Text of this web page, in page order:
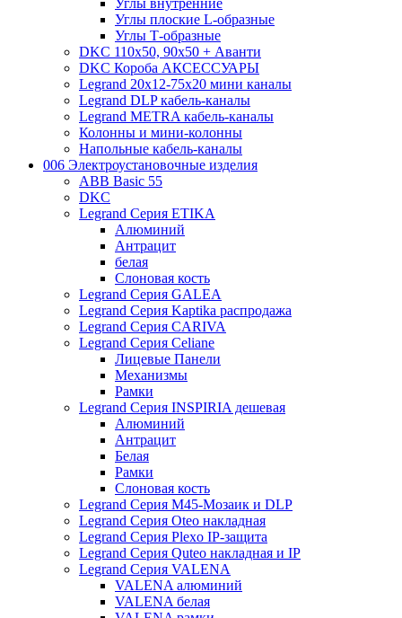
Углы внутренние
Углы плоские L-образные
Углы Т-образные
DKC 110х50, 90х50 + Аванти
DKC Короба АКСЕССУАРЫ
Legrand 20х12-75х20 мини каналы
Legrand DLP кабель-каналы
Legrand METRA кабель-каналы
Колонны и мини-колонны
Напольные кабель-каналы
006 Электроустановочные изделия
ABB Basic 55
DKC
Legrand Серия ETIKA
Алюминий
Антрацит
белая
Слоновая кость
Legrand Серия GALEA
Legrand Серия Kaptika распродажа
Legrand Серия CARIVA
Legrand Серия Celiane
Лицевые Панели
Механизмы
Рамки
Legrand Серия INSPIRIA дешевая
Алюминий
Антрацит
Белая
Рамки
Слоновая кость
Legrand Серия M45-Мозаик и DLP
Legrand Серия Oteo накладная
Legrand Серия Plexo IP-защита
Legrand Серия Quteo накладная и IP
Legrand Серия VALENA
VALENA алюминий
VALENA белая